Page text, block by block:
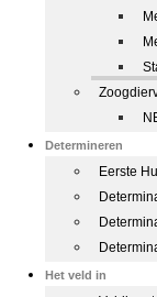
Determineren
Eerste
Het veld in